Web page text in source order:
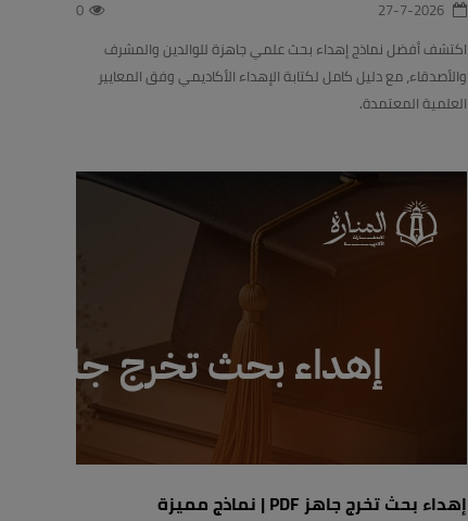
0
اكتشف أفضل نماذج إهداء بحث علمي جاهزة للوالدين والمشرف
والأصدقاء، مع دليل كامل لكتابة الإهداء الأكاديمي وفق المعايير
العلمية المعتمدة.
إهداء بحث تخرج جاهز PDF | نماذج مميزة